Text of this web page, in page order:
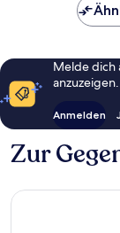
Melde dich
Anmelden
Zur